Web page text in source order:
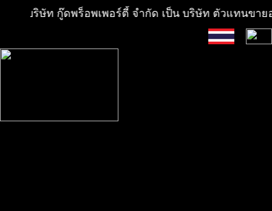
บริษัท กู๊ดพร็อพเพอร์ตี้ จำกัด เป็น บริษัท ตัวแทนขาย